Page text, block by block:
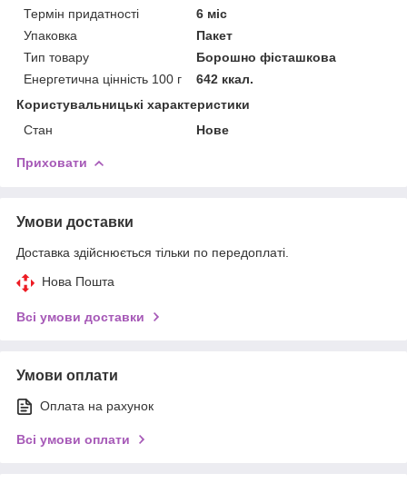
Термін придатності
6 міс
Упаковка
Пакет
Тип товару
Борошно фісташкова
Енергетична цінність 100 г
642 ккал.
Користувальницькі характеристики
Стан
Нове
Приховати
Умови доставки
Доставка здійснюється тільки по передоплаті.
Нова Пошта
Всі умови доставки
Умови оплати
Оплата на рахунок
Всі умови оплати